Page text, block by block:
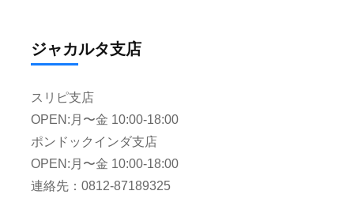
ジャカルタ支店
スリピ支店
OPEN:月〜金 10:00-18:00
ポンドックインダ支店
OPEN:月〜金 10:00-18:00
連絡先：0812-87189325